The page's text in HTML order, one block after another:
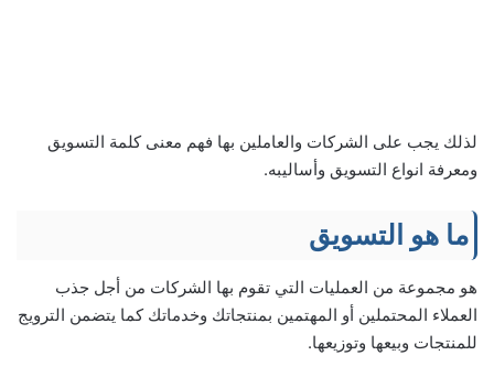
لذلك يجب على الشركات والعاملين بها فهم معنى كلمة التسويق
ومعرفة انواع التسويق وأساليبه.
ما هو التسويق
هو مجموعة من العمليات التي تقوم بها الشركات من أجل جذب
العملاء المحتملين أو المهتمين بمنتجاتك وخدماتك كما يتضمن الترويج
للمنتجات وبيعها وتوزيعها.